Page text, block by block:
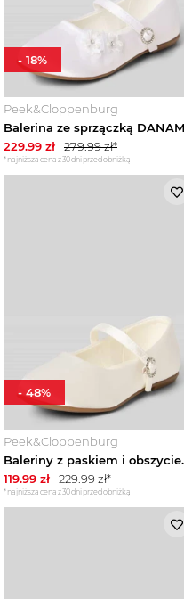
Peek&Cloppenburg
229.99 zł 279.99zł*
*najniższa cena z 30 dni przed obniżką
- 18%
Peek&Cloppenburg
Baleriny z
119.99 zł 229.99zł*
*najniższa cena z 30 dni przed obniżką
- 48%